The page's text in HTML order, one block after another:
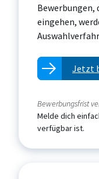
Bewerbungen,
eingehen,
Jetzt
Bewerbungsfrist
Melde dich
verfügbar ist.